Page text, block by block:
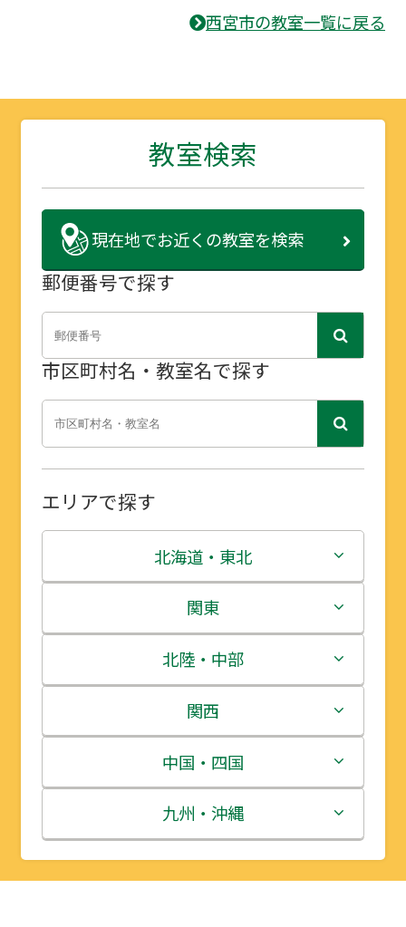
西宮市の教室一覧に戻る
教室検索
現在地でお近くの教室を検索
郵便番号で探す
市区町村名・教室名で探す
エリアで探す
北海道・東北
北海道
青森県
岩手県
宮城県
秋田県
山形県
関東
茨城県
栃木県
群馬県
埼玉県
千葉県
北陸・中部
新潟県
富山県
石川県
福井県
関西
三重県
滋賀県
京都府
中国・四国
鳥取県
島根県
九州・沖縄
福岡県